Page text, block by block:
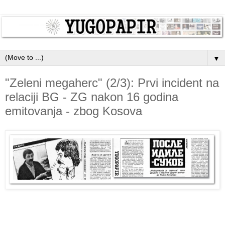
▼
"Zeleni megaherc" (2/3): Prvi incident na
relaciji BG - ZG nakon 16 godina
emitovanja - zbog Kosova